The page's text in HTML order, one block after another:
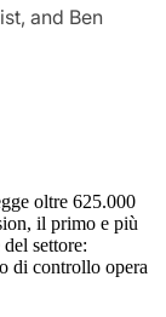
and Ben
oltre 625.000
il primo e più
settore:
di controllo opera